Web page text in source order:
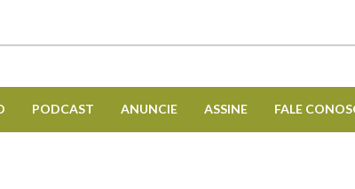
PODCAST ANUNCIE ASSINE FALE